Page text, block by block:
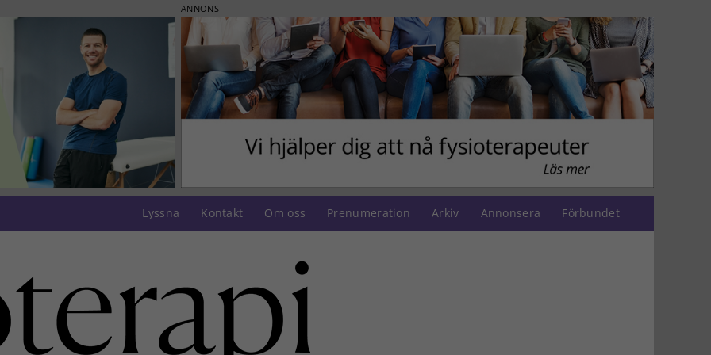
ANNONS
Lyssna Kontakt Om oss Prenumeration Arkiv Annonsera Förbundet